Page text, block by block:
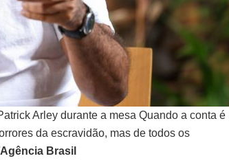
Arley durante a mesa Quando a conta é
da escravidão, mas de todos os
Brasil